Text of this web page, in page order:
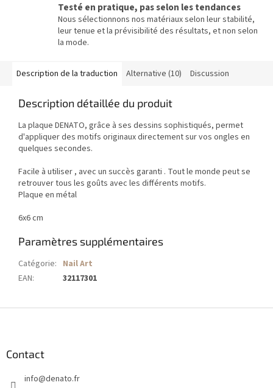
Testé en pratique, pas selon les tendances
Nous sélectionnons nos matériaux selon leur stabilité,
leur tenue et la prévisibilité des résultats, et non selon
la mode.
Description de la traduction Alternative (10) Discussion
Description détaillée du produit
La plaque DENATO, grâce à ses dessins sophistiqués, permet
d'appliquer des motifs originaux directement sur vos ongles en
quelques secondes.
Facile à utiliser , avec un succès garanti . Tout le monde peut se
retrouver tous les goûts avec les différents motifs.
Plaque en métal
6x6 cm
Paramètres supplémentaires
Catégorie: Nail Art
EAN: 32117301
Contact
info@denato.fr